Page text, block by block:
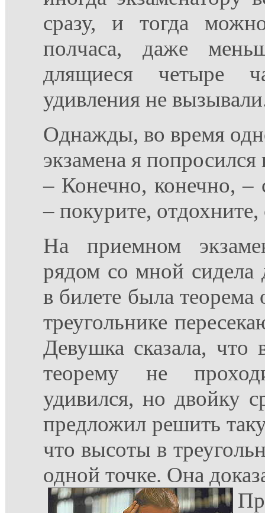
сразу, и тогда
полчаса, даже
длящиеся четыре
удивления не
Однажды, во время
экзамена я
– Конечно, конечно, –
– покурите,
На приемном
рядом со мной сидела
в билете была
треугольнике
Девушка сказала,
теорему не
удивился, но двойку
предложил решить
что высоты в
одной точке. Она